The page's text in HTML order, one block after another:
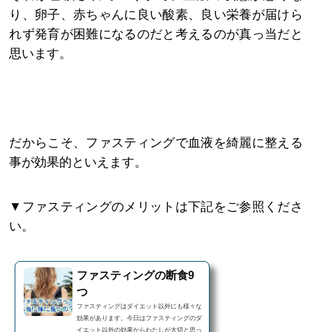
り、卵子、赤ちゃんに良い酸素、良い栄養が届けら
れず発育が困難になるのだと考えるのが真っ当だと
思います。
だからこそ、ファスティングで血液を綺麗に整える
事が効果的といえます。
▼ファスティングのメリットは下記をご参照くださ
い。
ファスティングの断食9
つ
ファスティングはダイエット以外にも様々な
効果があります。今日はファスティングのダ
イエット以外の効果からわたしが大切と思っ